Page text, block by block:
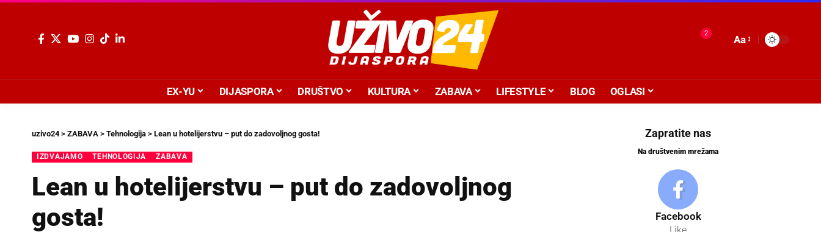
2
Aa
EX-YU DIJASPORA DRUŠTVO KULTURA ZABAVA LIFESTYLE BLOG OGLASI
uzivo24> ZABAVA > Tehnologija > Lean u hotelijerstvu – put do zadovoljnog gosta!
IZDVAJAMO TEHNOLOGIJA ZABAVA
Lean u hotelijerstvu – put do zadovoljnog
gosta!
Zapratite nas
Na društvenim mrežama
Facebook